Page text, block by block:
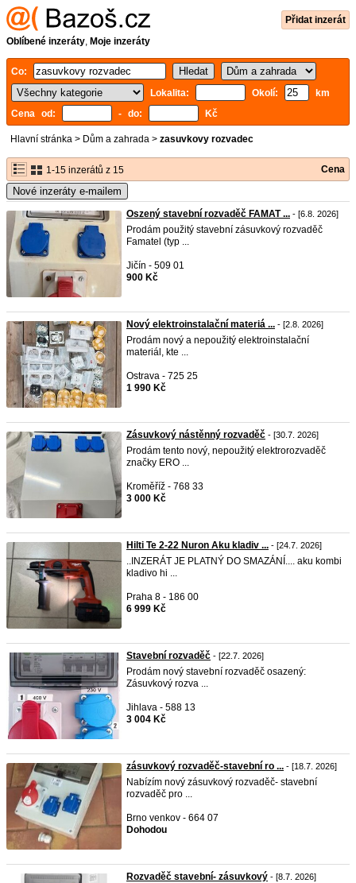
Přidat inzerát
Oblíbené inzeráty, Moje inzeráty
Co:
Lokalita:
Okolí:
km
Cena od:
- do: Kč
Hlavní stránka > Dům a zahrada > zasuvkovy rozvadec
1-15 inzerátů z 15 Cena
Nové inzeráty e-mailem
Oszený stavební rozvaděč FAMAT ... - [6.8. 2026]
Prodám použitý stavební zásuvkový rozvaděč
Famatel (typ ...
Jičín - 509 01
900 Kč
Nový elektroinstalační materiá ... - [2.8. 2026]
Prodám nový a nepoužitý elektroinstalační
materiál, kte ...
Ostrava - 725 25
1 990 Kč
Zásuvkový nástěnný rozvaděč - [30.7. 2026]
Prodám tento nový, nepoužitý elektrorozvaděč
značky ERO ...
Kroměříž - 768 33
3 000 Kč
Hilti Te 2-22 Nuron Aku kladiv ... - [24.7. 2026]
..INZERÁT JE PLATNÝ DO SMAZÁNÍ.... aku kombi
kladivo hi ...
Praha 8 - 186 00
6 999 Kč
Stavební rozvaděč - [22.7. 2026]
Prodám nový stavební rozvaděč osazený:
Zásuvkový rozva ...
Jihlava - 588 13
3 004 Kč
zásuvkový rozvaděč-stavební ro ... - [18.7. 2026]
Nabízím nový zásuvkový rozvaděč- stavební
rozvaděč pro ...
Brno venkov - 664 07
Dohodou
Rozvaděč stavební- zásuvkový - [8.7. 2026]